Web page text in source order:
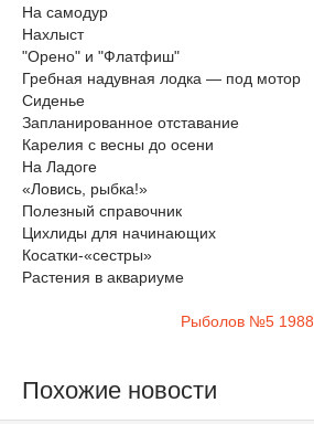
На самодур
Нахлыст
"Орено" и "Флатфиш"
Гребная надувная лодка — под мотор
Сиденье
Запланированное отставание
Карелия с весны до осени
На Ладоге
«Ловись, рыбка!»
Полезный справочник
Цихлиды для начинающих
Косатки-«сестры»
Растения в аквариуме
Рыболов №5 1988
Похожие новости